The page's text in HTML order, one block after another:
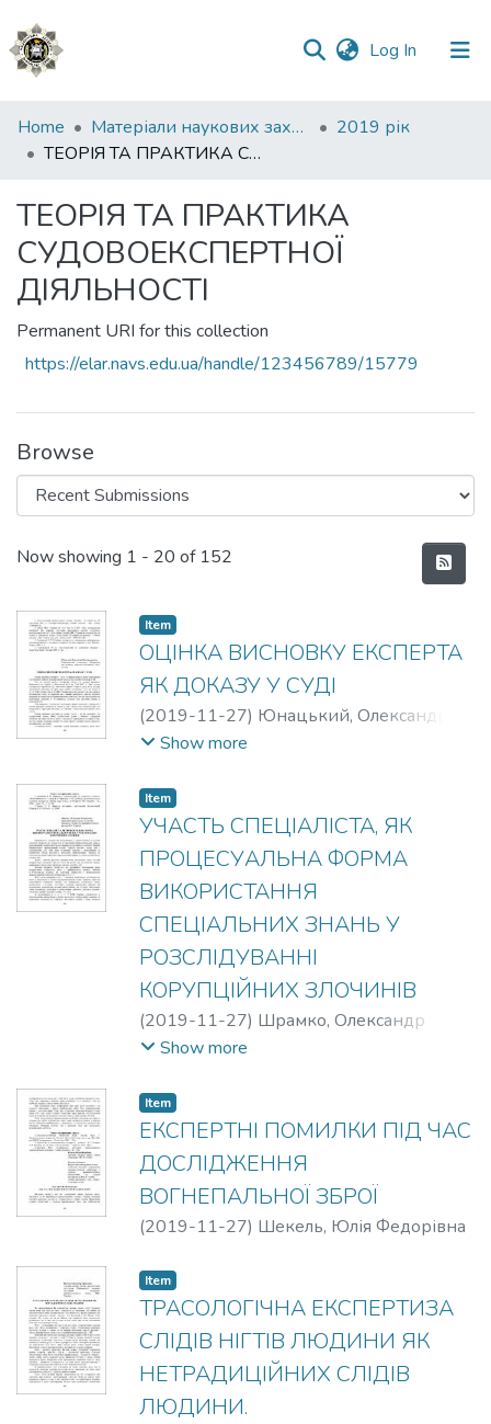
Log In (current)
Communities
&
All of DSpace
Statistics
Home Матеріали наукових заходів
2019 рік
ТЕОРІЯ ТА ПРАКТИКА СУДОВОЕКСПЕРТНОЇ ДІЯЛЬНОСТІ
ТЕОРІЯ ТА ПРАКТИКА
СУДОВОЕКСПЕРТНОЇ
ДІЯЛЬНОСТІ
Permanent URI for this collection
https://elar.navs.edu.ua/handle/123456789/15779
Browse
Recent Submissions
Now showing 1 - 20 of 152
Item
ОЦІНКА ВИСНОВКУ ЕКСПЕРТА
ЯК ДОКАЗУ У СУДІ
(2019-11-27) Юнацький, Олександр
Володимирович
Show more
Item
УЧАСТЬ СПЕЦІАЛІСТА, ЯК
ПРОЦЕСУАЛЬНА ФОРМА
ВИКОРИСТАННЯ
СПЕЦІАЛЬНИХ ЗНАНЬ У
РОЗСЛІДУВАННІ
КОРУПЦІЙНИХ ЗЛОЧИНІВ
(2019-11-27) Шрамко, Олександр
Михайлович
Show more
Item
ЕКСПЕРТНІ ПОМИЛКИ ПІД ЧАС
ДОСЛІДЖЕННЯ
ВОГНЕПАЛЬНОЇ ЗБРОЇ
(2019-11-27) Шекель, Юлія Федорівна
Item
ТРАСОЛОГІЧНА ЕКСПЕРТИЗА
СЛІДІВ НІГТІВ ЛЮДИНИ ЯК
НЕТРАДИЦІЙНИХ СЛІДІВ
ЛЮДИНИ.